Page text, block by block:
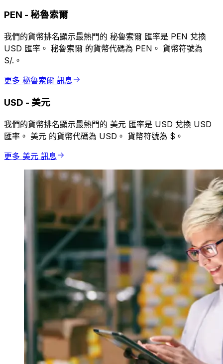
PEN - 秘魯索爾
我們的貨幣排名顯示最熱門的 秘魯索爾 匯率是 PEN 兌換
USD 匯率。 秘魯索爾 的貨幣代碼為 PEN。 貨幣符號為
S/.。
更多 秘魯索爾 訊息
USD - 美元
我們的貨幣排名顯示最熱門的 美元 匯率是 USD 兌換 USD
匯率。 美元 的貨幣代碼為 USD。 貨幣符號為 $。
更多 美元 訊息